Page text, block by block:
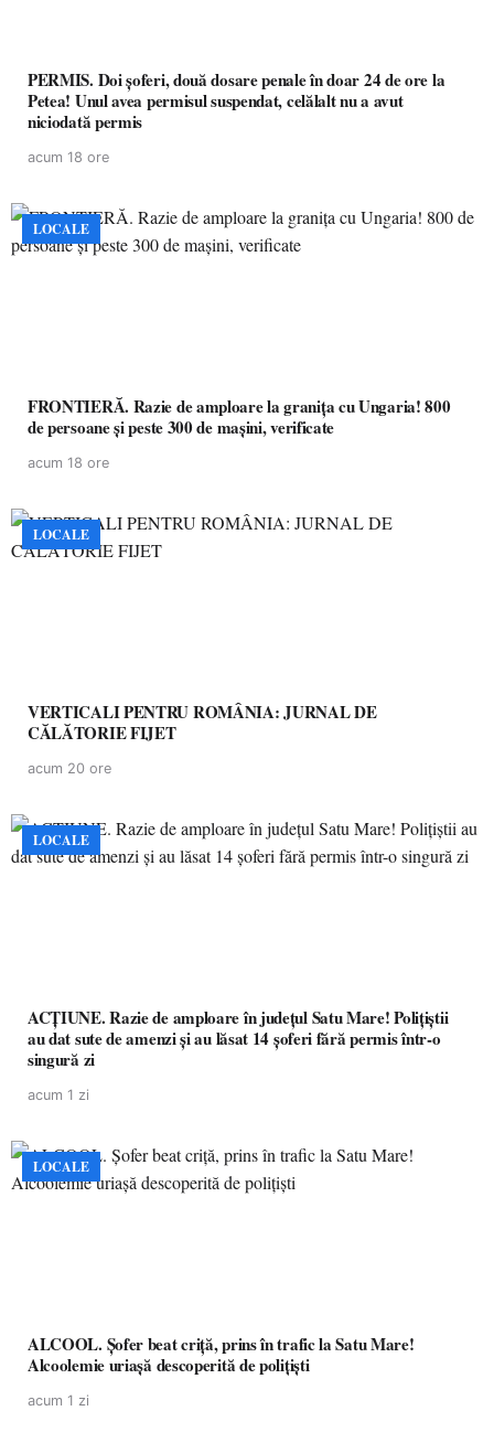
PERMIS. Doi șoferi, două dosare penale în doar 24 de ore la
Petea! Unul avea permisul suspendat, celălalt nu a avut
niciodată permis
acum 18 ore
LOCALE
FRONTIERĂ. Razie de amploare la granița cu Ungaria! 800
de persoane și peste 300 de mașini, verificate
acum 18 ore
LOCALE
VERTICALI PENTRU ROMÂNIA: JURNAL DE
CĂLĂTORIE FIJET
acum 20 ore
LOCALE
ACȚIUNE. Razie de amploare în județul Satu Mare! Polițiștii
au dat sute de amenzi și au lăsat 14 șoferi fără permis într-o
singură zi
acum 1 zi
LOCALE
ALCOOL. Șofer beat criță, prins în trafic la Satu Mare!
Alcoolemie uriașă descoperită de polițiști
acum 1 zi